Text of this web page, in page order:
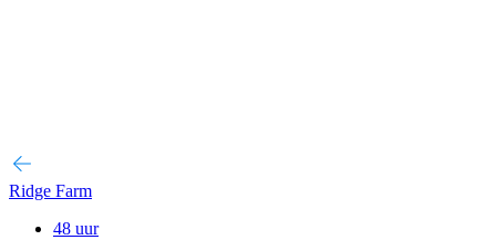
Ridge Farm
48 uur